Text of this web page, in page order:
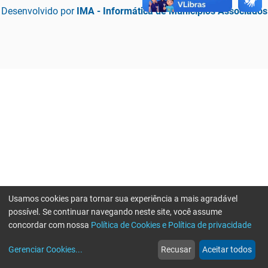
Desenvolvido por IMA - Informática de Municípios Associados
web
Notícias
more_horiz
Mais
Usamos cookies para tornar sua experiência a mais agradável
possível. Se continuar navegando neste site, você assume
concordar com nossa Política de Cookies e Política de privacidade
Gerenciar Cookies... Recusar Aceitar todos
Erro ao enviar informações, por favor tente novamente